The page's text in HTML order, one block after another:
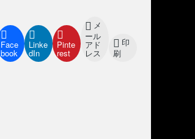
Face
book
Linke
dIn
Pinte
rest
メ
ール
アド
レス
印
刷